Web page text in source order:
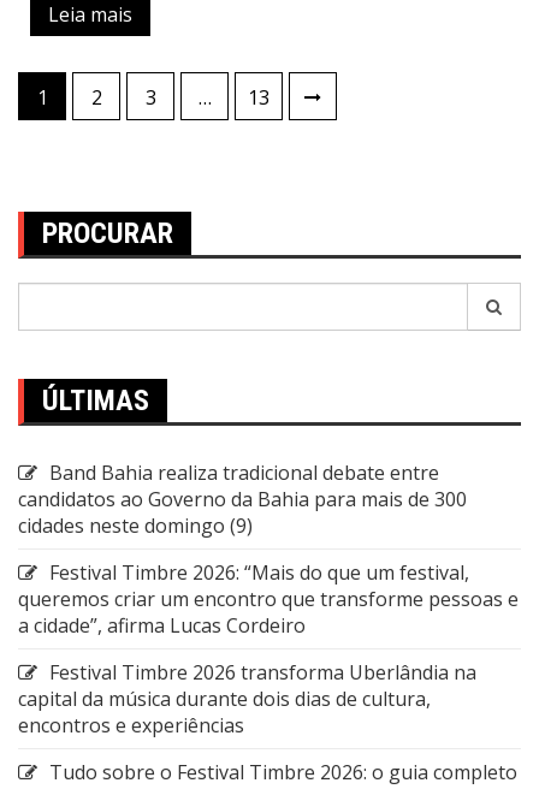
Leia mais
Paginação
de
1 2 3 … 13
PROCURAR
ÚLTIMAS
Band Bahia realiza tradicional debate entre
candidatos ao Governo da Bahia para mais de 300
cidades neste domingo (9)
Festival Timbre 2026: “Mais do que um festival,
queremos criar um encontro que transforme pessoas e
a cidade”, afirma Lucas Cordeiro
Festival Timbre 2026 transforma Uberlândia na
capital da música durante dois dias de cultura,
encontros e experiências
Tudo sobre o Festival Timbre 2026: o guia completo